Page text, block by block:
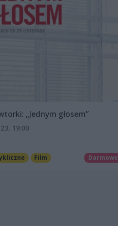
„Jednym głosem”
19:00
Film Darmowe